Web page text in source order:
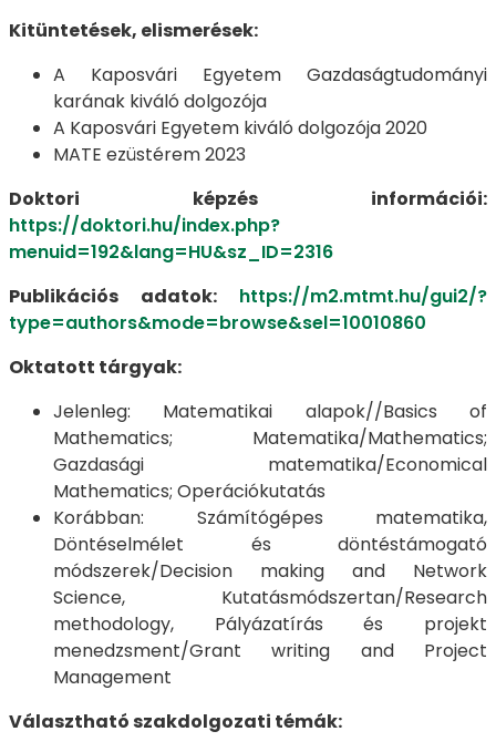
Kitüntetések, elismerések:
A Kaposvári Egyetem Gazdaságtudományi
karának kiváló dolgozója
A Kaposvári Egyetem kiváló dolgozója 2020
MATE ezüstérem 2023
Doktori képzés információi:
https://doktori.hu/index.php?
menuid=192&lang=HU&sz_ID=2316
Publikációs adatok: https://m2.mtmt.hu/gui2/?
type=authors&mode=browse&sel=10010860
Oktatott tárgyak:
Jelenleg: Matematikai alapok//Basics of
Mathematics; Matematika/Mathematics;
Gazdasági matematika/Economical
Mathematics; Operációkutatás
Korábban: Számítógépes matematika,
Döntéselmélet és döntéstámogató
módszerek/Decision making and Network
Science, Kutatásmódszertan/Research
methodology, Pályázatírás és projekt
menedzsment/Grant writing and Project
Management
Választható szakdolgozati témák: